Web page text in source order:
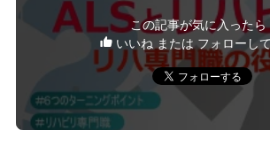
この記事が気に入ったら
いいね または フォローして